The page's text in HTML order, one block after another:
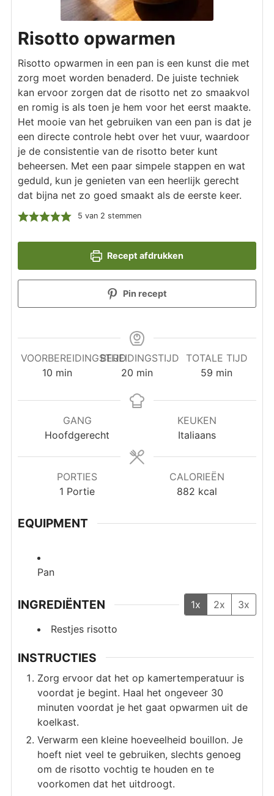
Risotto opwarmen
Risotto opwarmen in een pan is een kunst die met
zorg moet worden benaderd. De juiste techniek
kan ervoor zorgen dat de risotto net zo smaakvol
en romig is als toen je hem voor het eerst maakte.
Het mooie van het gebruiken van een pan is dat je
een directe controle hebt over het vuur, waardoor
je de consistentie van de risotto beter kunt
beheersen. Met een paar simpele stappen en wat
geduld, kun je genieten van een heerlijk gerecht
dat bijna net zo goed smaakt als de eerste keer.
5 van 2 stemmen
Recept afdrukken
Pin recept
VOORBEREIDINGSTIJD
10 minuten
min
BEREIDINGSTIJD
20 minuten
min
TOTALE TIJD
59 minuten
min
GANG
Hoofdgerecht
KEUKEN
Italiaans
PORTIES
1 Portie
CALORIEËN
882 kcal
EQUIPMENT
Pan
INGREDIËNTEN 1x 2x
3x
Restjes risotto
INSTRUCTIES
Zorg ervoor dat het op kamertemperatuur is
voordat je begint. Haal het ongeveer 30
minuten voordat je het gaat opwarmen uit de
koelkast.
Verwarm een kleine hoeveelheid bouillon. Je
hoeft niet veel te gebruiken, slechts genoeg
om de risotto vochtig te houden en te
voorkomen dat het uitdroogt.